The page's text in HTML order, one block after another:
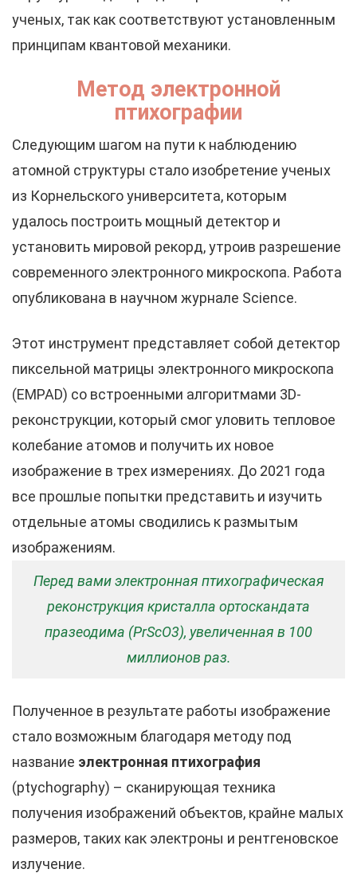
ученых, так как соответствуют установленным
принципам квантовой механики.
Метод электронной
птихографии
Следующим шагом на пути к наблюдению
атомной структуры стало изобретение ученых
из Корнельского университета, которым
удалось построить мощный детектор и
установить мировой рекорд, утроив разрешение
современного электронного микроскопа. Работа
опубликована в научном журнале Science.
Этот инструмент представляет собой детектор
пиксельной матрицы электронного микроскопа
(EMPAD) со встроенными алгоритмами 3D-
реконструкции, который смог уловить тепловое
колебание атомов и получить их новое
изображение в трех измерениях. До 2021 года
все прошлые попытки представить и изучить
отдельные атомы сводились к размытым
изображениям.
Перед вами электронная птихографическая
реконструкция кристалла ортоскандата
празеодима (PrScO3), увеличенная в 100
миллионов раз.
Полученное в результате работы изображение
стало возможным благодаря методу под
название электронная птихография
(ptychography) – сканирующая техника
получения изображений объектов, крайне малых
размеров, таких как электроны и рентгеновское
излучение.